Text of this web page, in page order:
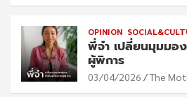
OPINION
พี่จ๋า เปลี่ยนมุมมอ
ผู้พิการ
03/04/2026 The